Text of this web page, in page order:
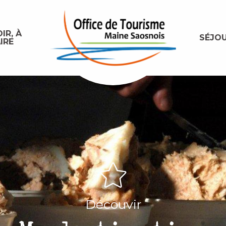
À
Découvir